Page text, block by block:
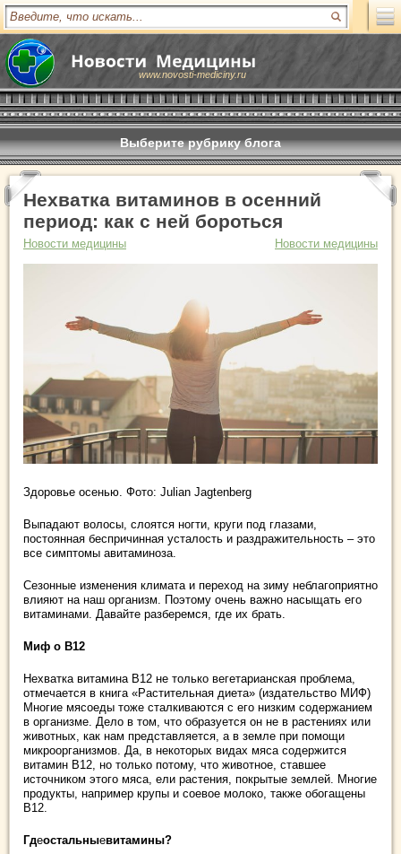
www.novosti-mediciny.ru
Выберите рубрику блога
Нехватка витаминов в осенний
период: как с ней бороться
Новости медицины Новости медицины
Здоровье осенью. Фото: Julian Jagtenberg
Выпадают волосы, слоятся ногти, круги под глазами,
постоянная беспричинная усталость и раздражительность – это
все симптомы авитаминоза.
Сезонные изменения климата и переход на зиму неблагоприятно
влияют на наш организм. Поэтому очень важно насыщать его
витаминами. Давайте разберемся, где их брать.
Миф о B12
Нехватка витамина B12 не только вегетарианская проблема,
отмечается в книга «Растительная диета» (издательство МИФ)
Многие мясоеды тоже сталкиваются с его низким содержанием
в организме. Дело в том, что образуется он не в растениях или
животных, как нам представляется, а в земле при помощи
микроорганизмов. Да, в некоторых видах мяса содержится
витамин В12, но только потому, что животное, ставшее
источником этого мяса, ели растения, покрытые землей. Многие
продукты, например крупы и соевое молоко, также обогащены
B12.
Гдеостальныевитамины?